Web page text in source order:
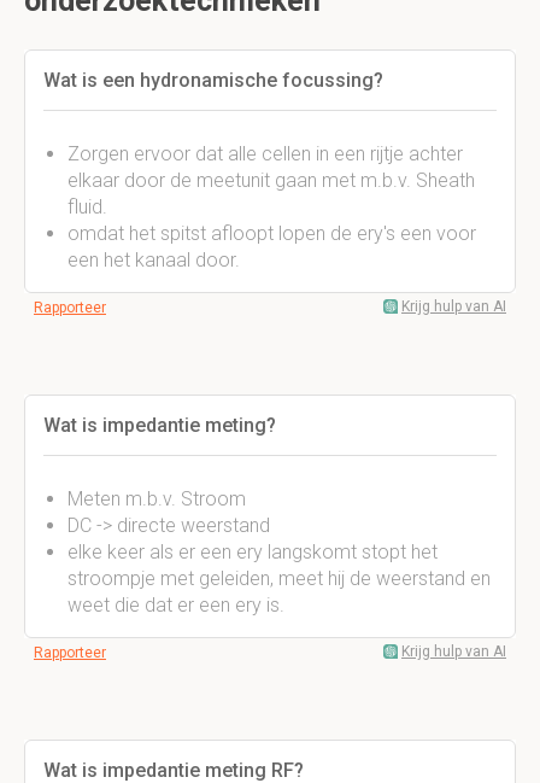
Wat is een hydronamische focussing?
Zorgen ervoor dat alle cellen in een rijtje achter
elkaar door de meetunit gaan met m.b.v. Sheath
fluid.
omdat het spitst afloopt lopen de ery's een voor
een het kanaal door.
Rapporteer Krijg hulp van AI
Wat is impedantie meting?
Meten m.b.v. Stroom
DC -> directe weerstand
elke keer als er een ery langskomt stopt het
stroompje met geleiden, meet hij de weerstand en
weet die dat er een ery is.
Rapporteer Krijg hulp van AI
Wat is impedantie meting RF?